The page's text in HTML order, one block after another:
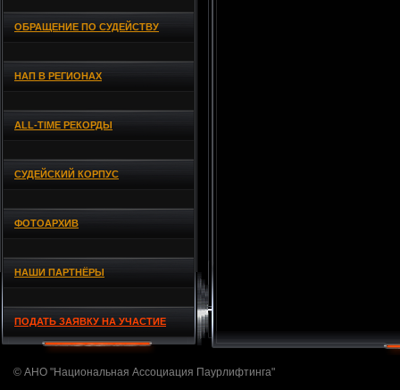
ОБРАЩЕНИЕ ПО СУДЕЙСТВУ
НАП В РЕГИОНАХ
ALL-TIME РЕКОРДЫ
СУДЕЙСКИЙ КОРПУС
ФОТОАРХИВ
НАШИ ПАРТНЁРЫ
ПОДАТЬ ЗАЯВКУ НА УЧАСТИЕ
© АНО "Национальная Ассоциация Паурлифтинга"